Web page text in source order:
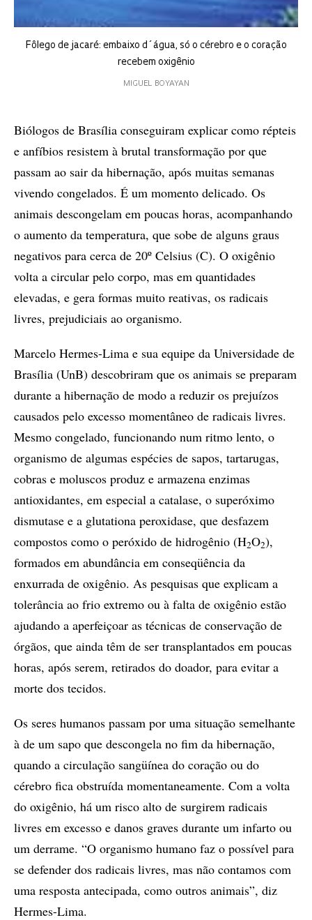
Fôlego de jacaré: embaixo d´água, só o cérebro e o coração
recebem oxigênio
MIGUEL BOYAYAN
Biólogos de Brasília conseguiram explicar como répteis
e anfíbios resistem à brutal transformação por que
passam ao sair da hibernação, após muitas semanas
vivendo congelados. É um momento delicado. Os
animais descongelam em poucas horas, acompanhando
o aumento da temperatura, que sobe de alguns graus
negativos para cerca de 20º Celsius (C). O oxigênio
volta a circular pelo corpo, mas em quantidades
elevadas, e gera formas muito reativas, os radicais
livres, prejudiciais ao organismo.
Marcelo Hermes-Lima e sua equipe da Universidade de
Brasília (UnB) descobriram que os animais se preparam
durante a hibernação de modo a reduzir os prejuízos
causados pelo excesso momentâneo de radicais livres.
Mesmo congelado, funcionando num ritmo lento, o
organismo de algumas espécies de sapos, tartarugas,
cobras e moluscos produz e armazena enzimas
antioxidantes, em especial a catalase, o superóximo
dismutase e a glutationa peroxidase, que desfazem
compostos como o peróxido de hidrogênio (H2O2),
formados em abundância em conseqüência da
enxurrada de oxigênio. As pesquisas que explicam a
tolerância ao frio extremo ou à falta de oxigênio estão
ajudando a aperfeiçoar as técnicas de conservação de
órgãos, que ainda têm de ser transplantados em poucas
horas, após serem, retirados do doador, para evitar a
morte dos tecidos.
Os seres humanos passam por uma situação semelhante
à de um sapo que descongela no fim da hibernação,
quando a circulação sangüínea do coração ou do
cérebro fica obstruída momentaneamente. Com a volta
do oxigênio, há um risco alto de surgirem radicais
livres em excesso e danos graves durante um infarto ou
um derrame. “O organismo humano faz o possível para
se defender dos radicais livres, mas não contamos com
uma resposta antecipada, como outros animais”, diz
Hermes-Lima.